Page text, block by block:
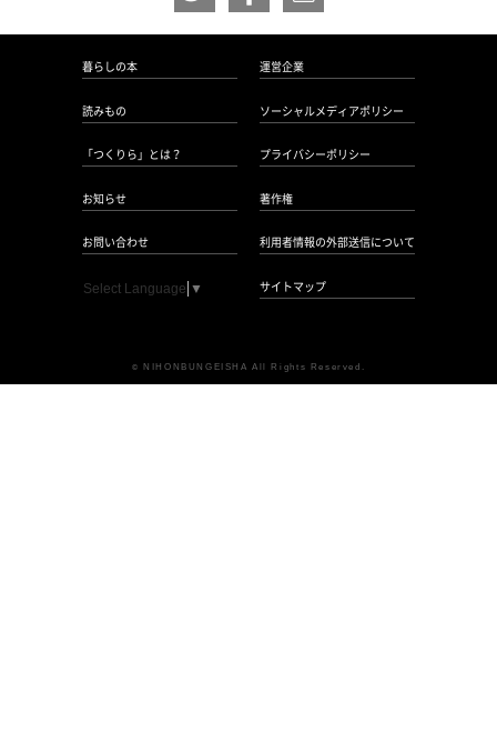
暮らしの本
読みもの
「つくりら」とは？
お知らせ
お問い合わせ
運営企業
ソーシャルメディアポリシー
プライバシーポリシー
著作権
利用者情報の外部送信について
サイトマップ
Select Language ▼
© NIHONBUNGEISHA All Rights Reserved.